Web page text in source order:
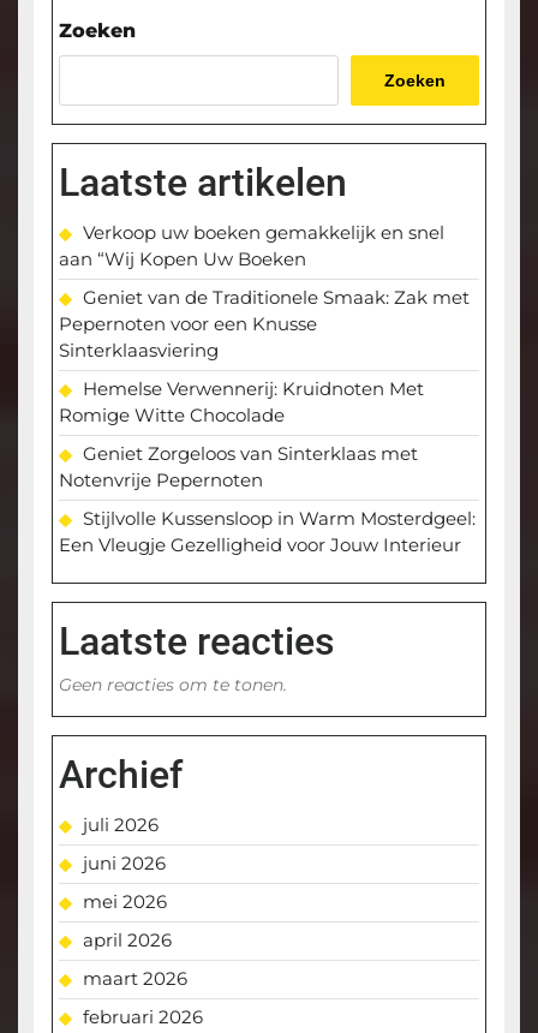
Zoeken
Zoeken
Laatste artikelen
Verkoop uw boeken gemakkelijk en snel
aan “Wij Kopen Uw Boeken
Geniet van de Traditionele Smaak: Zak met
Pepernoten voor een Knusse
Sinterklaasviering
Hemelse Verwennerij: Kruidnoten Met
Romige Witte Chocolade
Geniet Zorgeloos van Sinterklaas met
Notenvrije Pepernoten
Stijlvolle Kussensloop in Warm Mosterdgeel:
Een Vleugje Gezelligheid voor Jouw Interieur
Laatste reacties
Geen reacties om te tonen.
Archief
juli 2026
juni 2026
mei 2026
april 2026
maart 2026
februari 2026